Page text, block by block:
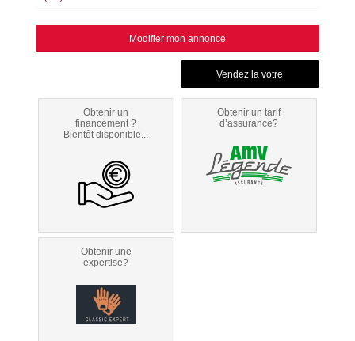
Modifier mon annonce
Obtenir un
financement ?
Bientôt disponible...
Obtenir un tarif
d’assurance?
Obtenir une
expertise?